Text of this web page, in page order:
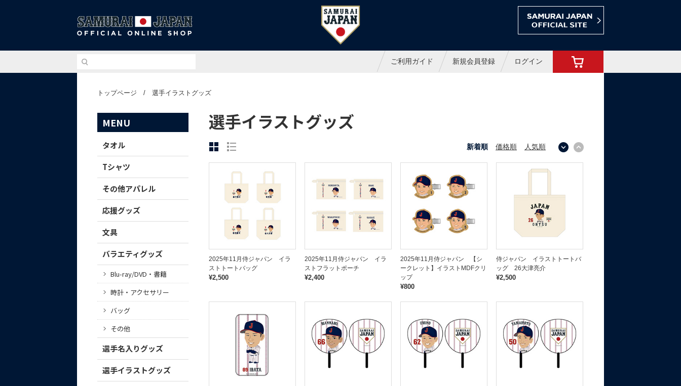
侍ジャパンオフィシャルオンラインショップ
ご利用ガイド 新規会員登録 ログイン
トップページ / 選手イラストグッズ
MENU
タオル
Tシャツ
その他アパレル
応援グッズ
文具
バラエティグッズ
Blu-ray/DVD・書籍
時計・アクセサリー
バッグ
その他
選手名入りグッズ
選手イラストグッズ
選手イラストグッズ
新着順 価格順 人気順
2025年11月侍ジャパン イラ
ストトートバッグ
¥2,500
2025年11月侍ジャパン イラ
ストフラットポーチ
¥2,400
2025年11月侍ジャパン 【シ
ークレット】イラストMDFクリ
ップ
¥800
侍ジャパン イラストトートバ
ッグ 26大津亮介
¥2,500